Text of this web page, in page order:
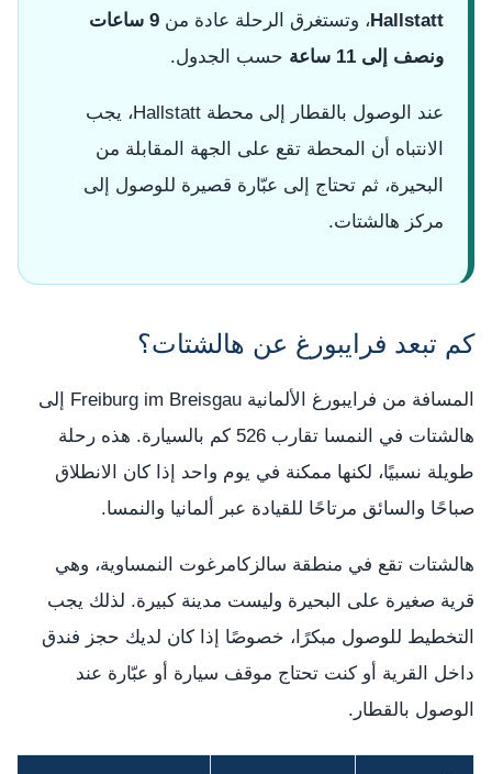
Hallstatt، وتستغرق الرحلة عادة من
9 ساعات
ونصف إلى 11 ساعة
حسب الجدول.
عند الوصول بالقطار إلى محطة Hallstatt، يجب
الانتباه أن المحطة تقع على الجهة المقابلة من
البحيرة، ثم تحتاج إلى عبّارة قصيرة للوصول إلى
مركز هالشتات.
كم تبعد فرايبورغ عن هالشتات؟
المسافة من فرايبورغ الألمانية Freiburg im Breisgau إلى
هالشتات في النمسا تقارب 526 كم بالسيارة. هذه رحلة
طويلة نسبيًا، لكنها ممكنة في يوم واحد إذا كان الانطلاق
صباحًا والسائق مرتاحًا للقيادة عبر ألمانيا والنمسا.
هالشتات تقع في منطقة سالزكامرغوت النمساوية، وهي
قرية صغيرة على البحيرة وليست مدينة كبيرة. لذلك يجب
التخطيط للوصول مبكرًا، خصوصًا إذا كان لديك حجز فندق
داخل القرية أو كنت تحتاج موقف سيارة أو عبّارة عند
الوصول بالقطار.